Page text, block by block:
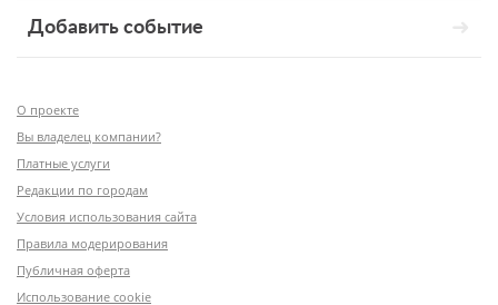
Добавить событие
О проекте
Вы владелец компании?
Платные услуги
Редакции по городам
Условия использования сайта
Правила модерирования
Публичная оферта
Использование cookie